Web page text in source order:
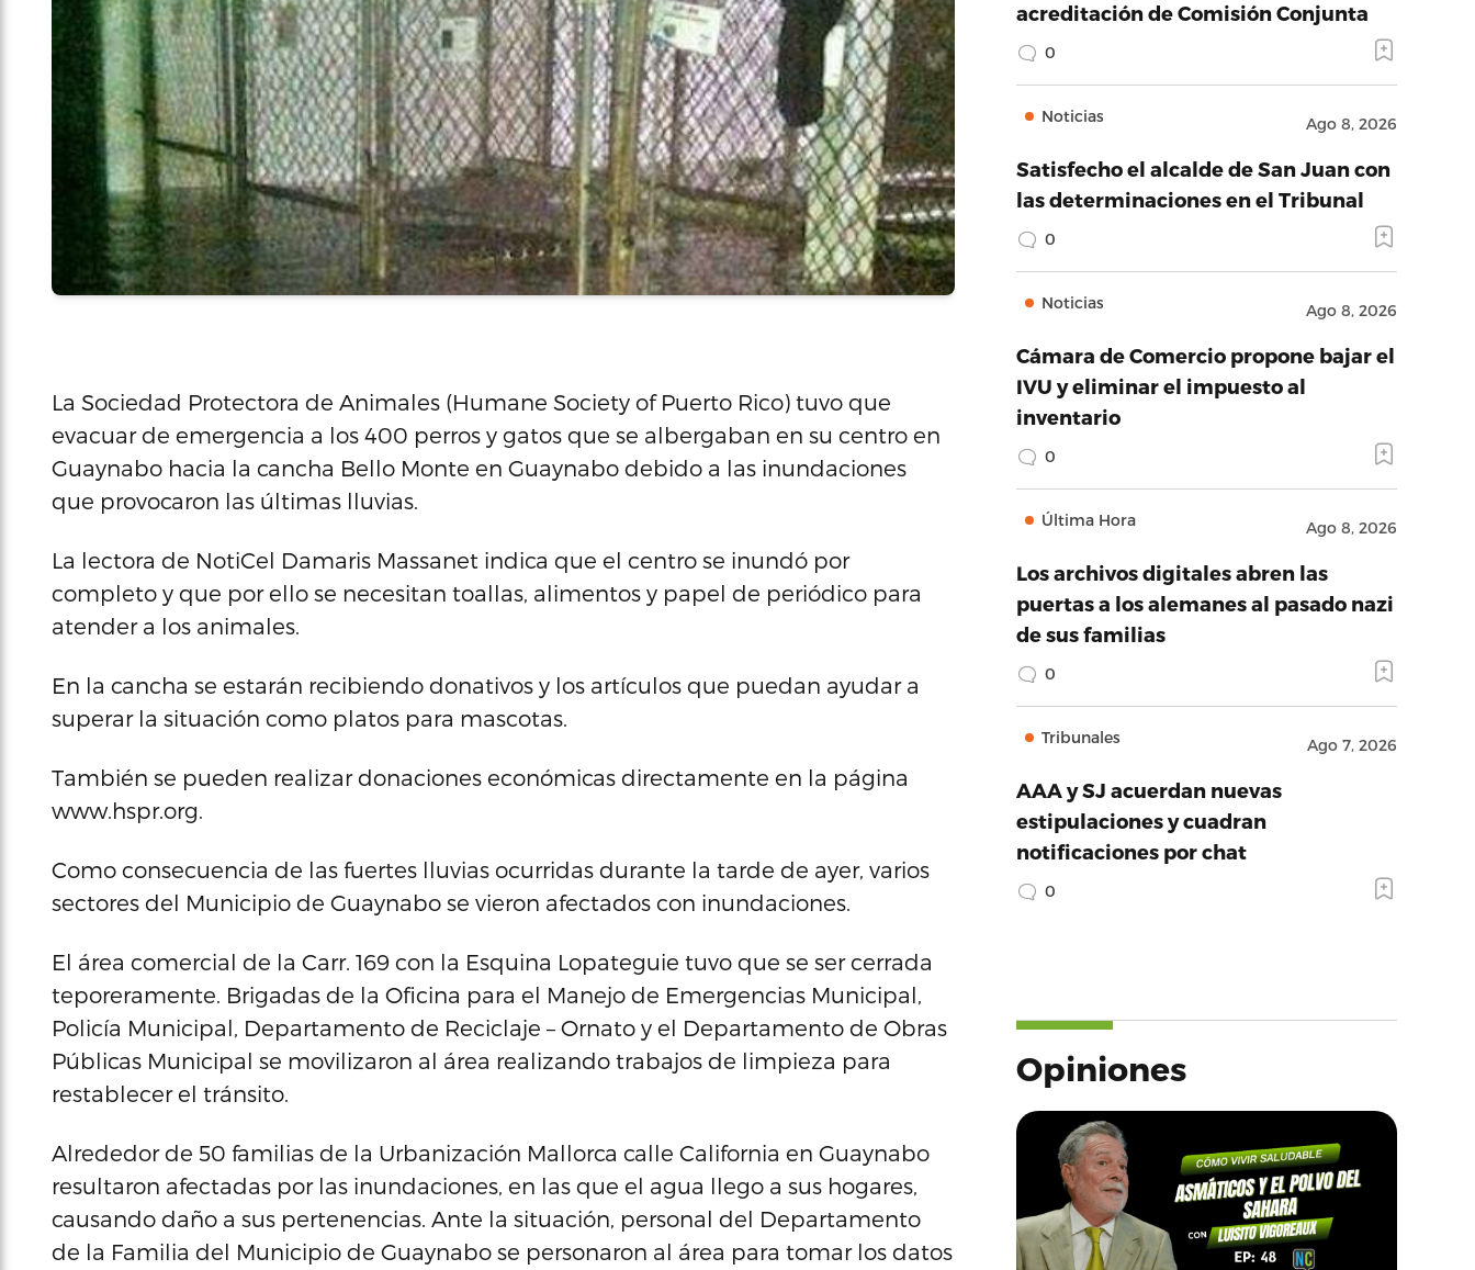
La Sociedad Protectora de Animales (Humane Society of Puerto Rico) tuvo que
evacuar de emergencia a los 400 perros y gatos que se albergaban en su centro en
Guaynabo hacia la cancha Bello Monte en Guaynabo debido a las inundaciones
que provocaron las últimas lluvias.
La lectora de NotiCel Damaris Massanet indica que el centro se inundó por
completo y que por ello se necesitan toallas, alimentos y papel de periódico para
atender a los animales.
En la cancha se estarán recibiendo donativos y los artículos que puedan ayudar a
superar la situación como platos para mascotas.
También se pueden realizar donaciones económicas directamente en la página
www.hspr.org.
Como consecuencia de las fuertes lluvias ocurridas durante la tarde de ayer, varios
sectores del Municipio de Guaynabo se vieron afectados con inundaciones.
El área comercial de la Carr. 169 con la Esquina Lopateguie tuvo que se ser cerrada
teporeramente. Brigadas de la Oficina para el Manejo de Emergencias Municipal,
Policía Municipal, Departamento de Reciclaje – Ornato y el Departamento de Obras
Públicas Municipal se movilizaron al área realizando trabajos de limpieza para
restablecer el tránsito.
Alrededor de 50 familias de la Urbanización Mallorca calle California en Guaynabo
resultaron afectadas por las inundaciones, en las que el agua llego a sus hogares,
causando daño a sus pertenencias. Ante la situación, personal del Departamento
de la Familia del Municipio de Guaynabo se personaron al área para tomar los datos
acreditación de Comisión Conjunta
0
Noticias Ago 8, 2026
Satisfecho el alcalde de San Juan con
las determinaciones en el Tribunal
0
Noticias Ago 8, 2026
Cámara de Comercio propone bajar el
IVU y eliminar el impuesto al
inventario
0
Última Hora Ago 8, 2026
Los archivos digitales abren las
puertas a los alemanes al pasado nazi
de sus familias
0
Tribunales Ago 7, 2026
AAA y SJ acuerdan nuevas
estipulaciones y cuadran
notificaciones por chat
0
Opiniones